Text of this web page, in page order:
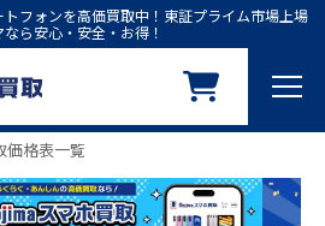
フォンを高価買取中！東証プライム市場上場
ら安心・安全・お得！
価格表一覧